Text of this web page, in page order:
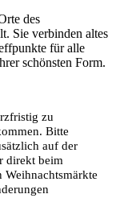
des
Sie verbinden altes
für alle
schönsten Form.
zu
Bitte
auf der
direkt beim
Weihnachtsmärkte